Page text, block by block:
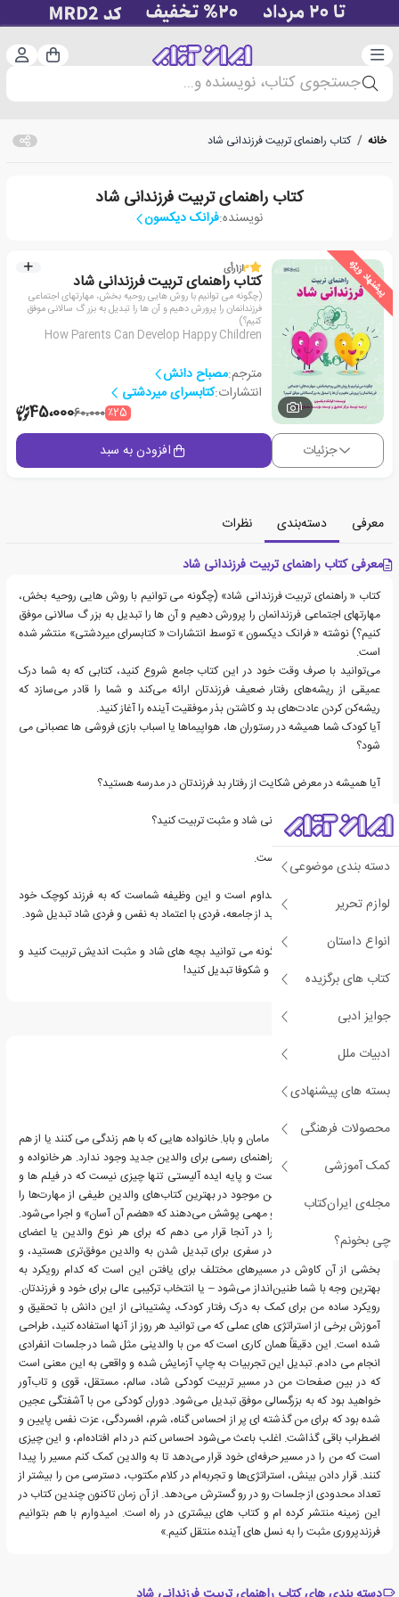
دسته‌بندی سبد
جستجوی کتاب، نویسنده و...
دسته بندی موضوعی
لوازم تحریر
انواع داستان
کتاب های برگزیده
جوایز ادبی
ادبیات ملل
بسته های پیشنهادی
محصولات فرهنگی
کمک آموزشی
مجله‌ی ایران‌کتاب
چی بخونم؟
خانه / کتاب راهنمای تربیت فرزندانی شاد
کتاب راهنمای تربیت فرزندانی شاد
نویسنده:فرانک دیکسون
پیشنهاد ویژه
1
3از1رأی
کتاب راهنمای تربیت فرزندانی شاد
(چگونه می توانیم با روش هایی روحیه بخش، مهارتهای اجتماعی
فرزندانمان را پرورش دهیم و آن ها را تبدیل به بزر گ سالانی موفق
کنیم؟)
How Parents Can Develop Happy Children
مترجم:مصباح دانش
انتشارات:کتابسرای میردشتی
٪2560،00045،000
جزئیات افزودن به سبد
معرفی دسته‌بندی
نظرات
معرفی کتاب راهنمای تربیت فرزندانی شاد
کتاب « راهنمای تربیت فرزندانی شاد» (چگونه می توانیم با روش هایی روحیه بخش،
مهارتهای اجتماعی فرزندانمان را پرورش دهیم و آن ها را تبدیل به بزر گ سالانی موفق
کنیم؟) نوشته « فرانک دیکسون » توسط انتشارات « کتابسرای میردشتی» منتشر شده
است.
می‌توانید با صرف وقت خود در این کتاب جامع شروع کنید، کتابی که به شما درک
عمیقی از ریشه‌های رفتار ضعیف فرزندتان ارائه می‌کند و شما را قادر می‌سازد که
ریشه‌کن کردن عادت‌های بد و کاشتن بذر موفقیت آینده را آغاز کنید.
آیا کودک شما همیشه در رستوران ها، هواپیماها یا اسباب بازی فروشی ها عصبانی می
شود؟
آیا همیشه در معرض شکایت از رفتار بد فرزندتان در مدرسه هستید؟
یا فقط می خواهید فرزندانی شاد و مثبت تربیت کنید؟
پس این کتاب برای شما است.
تربیت فرزند یک چالش مداوم است و این وظیفه شماست که به فرزند کوچک خود
کمک کنید تا به عضوی مفید از جامعه، فردی با اعتماد به نفس و فردی شاد تبدیل شود.
در اینجا آمده است که چگونه می توانید بچه های شاد و مثبت اندیش تربیت کنید و
آنها را به بزرگسالانی موفق و شکوفا تبدیل کنید!
درباره فرانک دیکسون
فرانک دیکسون: «والدین. مامان و بابا. خانواده هایی که با هم زندگی می کنند یا از هم
جدا شده اند. هیچ کتاب راهنمای رسمی برای والدین جدید وجود ندارد. هر خانواده و
موقعیتی منحصر به فرد است و پایه ایده آلیستی تنها چیزی نیست که در فیلم ها و
تلویزیون می بینیم. عناوین موجود در بهترین کتاب‌های والدین طیفی از مهارت‌ها را
در مورد موضوعات خاص و مهمی پوشش می‌دهند که «هضم آن آسان» و اجرا می‌شود.
من منابع مفید بسیاری را در آنجا قرار می دهم که برای هر نوع والدین یا اعضای
خانواده مفید است. شما در سفری برای تبدیل شدن به والدین موفق‌تری هستید، و
بخشی از آن کاوش در مسیرهای مختلف برای یافتن این است که کدام رویکرد به
بهترین وجه با شما طنین‌انداز می‌شود – یا انتخاب ترکیبی عالی برای خود و فرزندتان.
رویکرد ساده من برای کمک به درک رفتار کودک، پشتیبانی از این دانش با تحقیق و
آموزش برخی از استراتژی های عملی که می توانید هر روز از آنها استفاده کنید، طراحی
شده است. این دقیقاً همان کاری است که من با والدینی مثل شما در جلسات انفرادی
انجام می دادم. تبدیل این تجربیات به چاپ آزمایش شده و واقعی به این معنی است
که در بین صفحات من در مسیر تربیت کودکی شاد، سالم، مستقل، قوی و تاب‌آور
خواهید بود که به بزرگسالی موفق تبدیل می‌شود. دوران کودکی من با آشفتگی عجین
شده بود که برای من گذشته ای پر از احساس گناه، شرم، افسردگی، عزت نفس پایین و
اضطراب باقی گذاشت. اغلب باعث می‌شود احساس کنم در دام افتاده‌ام، و این چیزی
است که من را در مسیر حرفه‌ای خود قرار می‌دهد تا به والدین کمک کنم مسیر را پیدا
کنند. قرار دادن بینش، استراتژی‌ها و تجربه‌ام در کلام مکتوب، دسترسی من را بیشتر از
تعداد محدودی از جلسات رو در رو گسترش می‌دهد. از آن زمان تاکنون چندین کتاب در
این زمینه منتشر کرده ام و کتاب های بیشتری در راه است. امیدوارم با هم بتوانیم
فرزندپروری مثبت را به نسل های آینده منتقل کنیم.»